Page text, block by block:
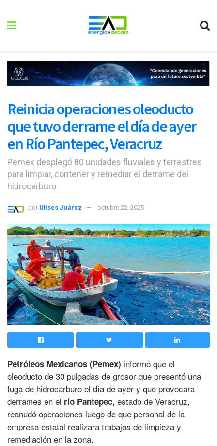
Reinicia operaciones oleoducto
que tuvo derrame el día de ayer
en Río Pantepec, Veracruz
Pemex desplegó 80 unidades fluviales y terrestres
para limpiar, contener y remediar el derrame del
hidrocarburo
por Ulises Juárez octubre 22, 2025
Petróleos Mexicanos (Pemex) informó que el
oleoducto de 30 pulgadas de grosor que presentó una
fuga de hidrocarburo el día de ayer y que provocara
derrames en el río Pantepec, estado de Veracruz,
reanudó operaciones luego de que personal de la
empresa estatal realizara trabajos de limpieza y
remediación en la zona.